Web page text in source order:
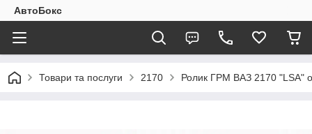
АвтоБокс
Товари та послуги 2170 Ролик ГРМ ВАЗ 2170 "LSA"